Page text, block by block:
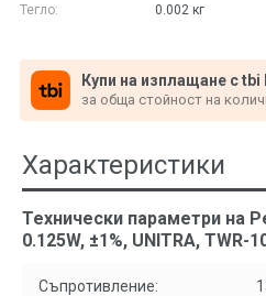
Тегло:
0.002 кг
Купи на изплащане с tbi
за обща стойност на
Характеристики
Технически параметри на
0.125W, ±1%, UNITRA, ТWR-
Съпротивление: